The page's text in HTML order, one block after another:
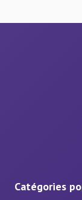
Catégories